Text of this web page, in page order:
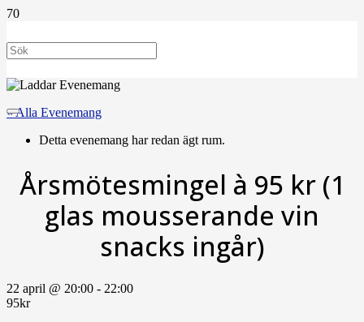
« Alla Evenemang
Detta evenemang har redan ägt rum.
Årsmötesmingel à 95 kr (1
glas mousserande vin
snacks ingår)
22 april @ 20:00 - 22:00
95kr